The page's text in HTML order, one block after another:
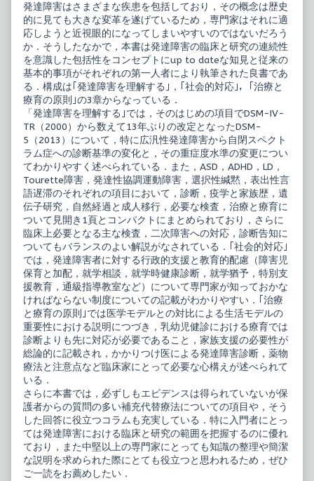
published
on
み
解
く
発
達
障
害,
発達障害はさまざまな疾患を包括しており，その概念は歴史
的に見ても大きな変革を遂げているため，専門家はそれに適
応しようと近視眼的になってしまいやすいのではないだろう
か．そうしたなかで，本書は発達障害の臨床と研究の連続性
を意識した包括性をコンセプトにup to dateな知見と従来の
基本的事項がそれぞれの第一人者により執筆された良書であ
る．構成は｢発達障害を理解する｣，｢社会的対応｣，｢治療と
療育の原則｣の3章からなっている．
「発達障害を理解する｣では，そのはじめの項目でDSM-IV-
TR（2000）から数えて13年ぶりの改定となったDSM-
5（2013）について，特に広汎性発達障害から自閉スペクト
ラム症への診断基準の変化と，その重症度水準の変更につい
てわかりやすく述べられている．また，ASD，ADHD，LD，
Tourette障害，発達性協調運動障害，選択性緘黙，表出性言
語遅滞のそれぞれの項目において，診断，疫学と家族歴，遺
伝子研究，自然経過と成人移行，必要な検査，治療と療育に
ついて見開き1頁とコンパクトにまとめられており，さらに
臨床上必要となる主な検査，二次障害への対応，診断告知に
ついてもバランスのよい解説がなされている．｢社会的対応｣
では，発達障害者に対する行政的支援と教育的配慮（障害児
保育と加配，就学相談，就学時健康診断，就学猶予，特別支
援教育，通級指導教室など）について専門家が知っておかな
ければならない制度についての記載がわかりやすい．｢治療
と療育の原則｣では医学モデルとの対比による生活モデルの
重要性における説明につづき，乳幼児健診における療育では
診断よりも先に対応が必要であること，家族支援の必要性が
総論的に記載され，かかりつけ医による発達障害診断，薬物
療法と注意点など臨床家にとって必要な心構えが述べられて
いる．
さらに本書では，必ずしもエビデンスは得られていないが保
護者からの質問の多い補充代替療法についての項目や，そう
した回答に役立つコラムも充実している．特に入門者にとっ
ては発達障害における臨床と研究の範囲を把握するのに優れ
ており，また中堅以上の専門家にとっても知識の整理や簡潔
な説明を求められた際にとても役立つと思われるため，ぜひ
ご一読をお薦めしたい．